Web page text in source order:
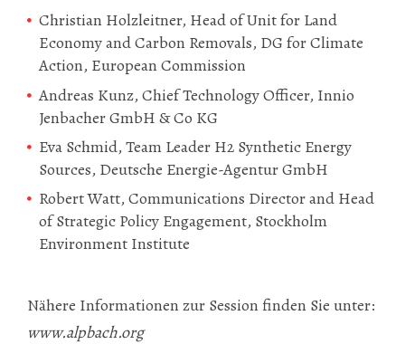
Christian Holzleitner, Head of Unit for Land
Economy and Carbon Removals, DG for Climate
Action, European Commission
Andreas Kunz, Chief Technology Officer, Innio
Jenbacher GmbH & Co KG
Eva Schmid, Team Leader H2 Synthetic Energy
Sources, Deutsche Energie-Agentur GmbH
Robert Watt, Communications Director and Head
of Strategic Policy Engagement, Stockholm
Environment Institute
Nähere Informationen zur Session finden Sie unter:
www.alpbach.org